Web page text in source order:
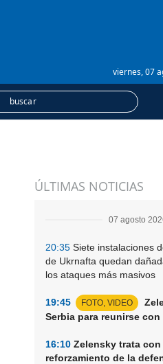
viernes, 07
Suscripción
ÚLTIMAS NOTICIAS
07 agosto
20:35 Siete instalaciones
de Ukrnafta quedan
los ataques más masivos
19:45 FOTO, VIDEO
Serbia para reunirse con
16:10 Zelensky trata con
reforzamiento de la